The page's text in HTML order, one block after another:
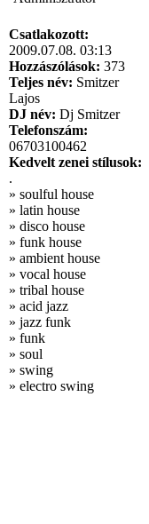
Csatlakozott:
2009.07.08. 03:13
Hozzászólások: 373
Teljes név: Smitzer
Lajos
DJ név: Dj Smitzer
Telefonszám:
06703100462
Kedvelt zenei stílusok:
.
» soulful house
» latin house
» disco house
» funk house
» ambient house
» vocal house
» tribal house
» acid jazz
» jazz funk
» funk
» soul
» swing
» electro swing